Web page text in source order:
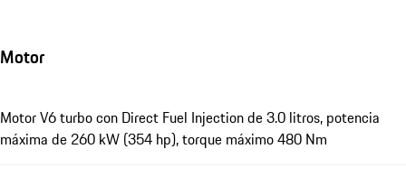
Motor
Motor V6 turbo con Direct Fuel Injection de 3.0 litros, potencia
máxima de 260 kW (354 hp), torque máximo 480 Nm